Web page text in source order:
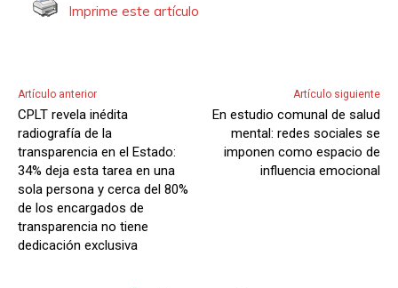
Imprime este artículo
Artículo anterior
CPLT revela inédita
radiografía de la
transparencia en el Estado:
34% deja esta tarea en una
sola persona y cerca del 80%
de los encargados de
transparencia no tiene
dedicación exclusiva
Artículo siguiente
En estudio comunal de salud
mental: redes sociales se
imponen como espacio de
influencia emocional